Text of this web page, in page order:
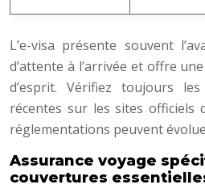
L’e-visa présente souvent
d’attente à l’arrivée et offre
d’esprit. Vérifiez toujours
récentes sur les sites officiels
réglementations peuvent
Assurance voyage
couvertures